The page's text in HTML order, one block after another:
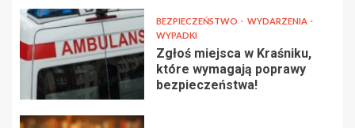
BEZPIECZEŃSTWO
WYDARZENIA
WYPADKI
Zgłoś miejsca w Kraśniku,
które wymagają poprawy
bezpieczeństwa!